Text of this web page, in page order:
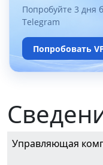
Попробуйте 3 дня
Telegram
Попробовать
Управляющая